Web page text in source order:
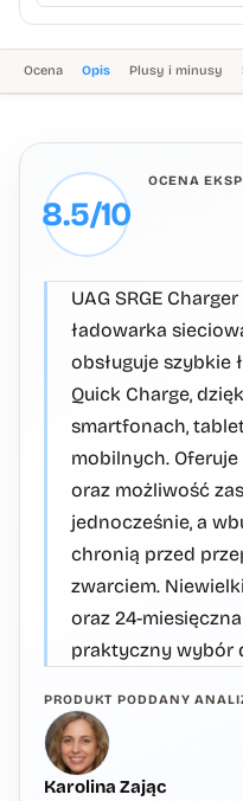
Ocena Opis Plusy i minusy
8.5/10
OCENA
UAG SRGE
ładowarka
obsługuje szybkie
Quick Charge,
smartfonach,
mobilnych. Oferuje
oraz możliwość
jednocześnie, a
chronią przed
zwarciem.
oraz 24-
praktyczny wybór
PRODUKT PODDANY
Karolina Zając